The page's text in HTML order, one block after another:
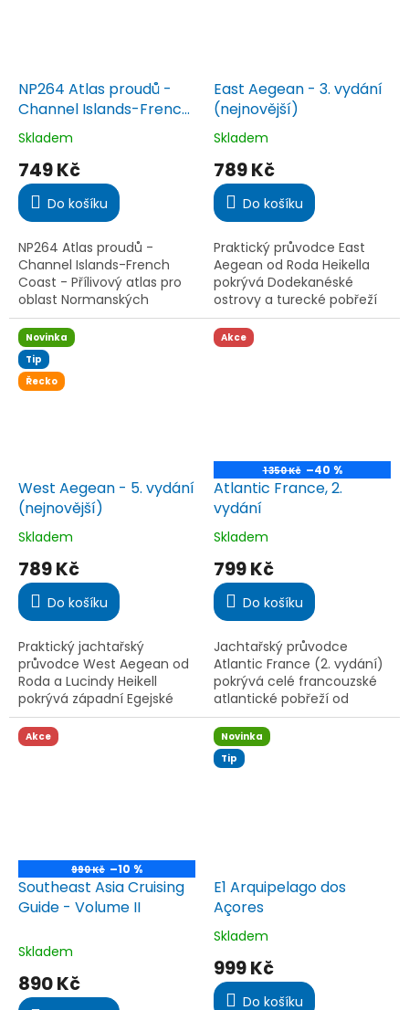
NP264 Atlas proudů -
Channel Islands-French
Coast
Průměrné
hodnocení
produktu
je
5,0
5
hvězdiček.
Skladem
749 Kč
Do košíku
NP264 Atlas proudů -
Channel Islands-French
Coast - Přílivový atlas pro
oblast Normanských
ostrovů a francouzského
pobřeží. Zobrazuje směr a
rychlost proudů včetně
jarních a...
East Aegean - 3. vydání
(nejnovější)
Průměrné
hodnocení
produktu
je
4,0
5
hvězdiček.
Skladem
789 Kč
Do košíku
Praktický průvodce East
Aegean od Roda Heikella
pokrývá Dodekanéské
ostrovy a turecké pobřeží
od průlivu Samos po Kaş a
Kekovu. Obsahuje aktuální
mapy, fotografie,
Novinka
Tip
Řecko
West Aegean - 5. vydání
(nejnovější)
Průměrné
hodnocení
produktu
je
5,0
5
hvězdiček.
Skladem
789 Kč
Do košíku
Praktický jachtařský
průvodce West Aegean od
Roda a Lucindy Heikell
pokrývá západní Egejské
moře, včetně oblasti Athén,
Peloponésu, Evie a
Severních Sporad. Ideální
Akce
1 350 Kč –40 %
Atlantic France, 2.
vydání
Průměrné
hodnocení
produktu
je
5,0
5
hvězdiček.
Skladem
799 Kč
Do košíku
Jachtařský průvodce
Atlantic France (2. vydání)
pokrývá celé francouzské
atlantické pobřeží od
Ouessantu po Hendaye.
Aktualizovaný Nickem
Chavassem nabízí detailní
mapy,...
Akce
990 Kč –10 %
Southeast Asia Cruising
Guide - Volume II
Skladem
890 Kč
Novinka
Tip
E1 Arquipelago dos
Açores
Průměrné
hodnocení
produktu
je
Skladem
999 Kč
Do košíku